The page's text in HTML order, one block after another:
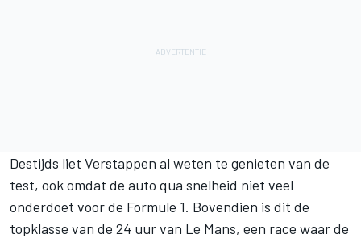
Destijds liet Verstappen al weten te genieten van de
test, ook omdat de auto qua snelheid niet veel
onderdoet voor de Formule 1. Bovendien is dit de
topklasse van de 24 uur van Le Mans, een race waar de